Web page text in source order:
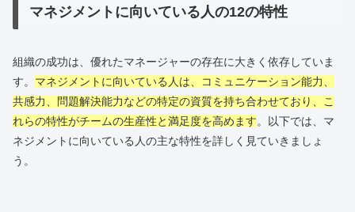
マネジメントに向いている人の12の特性
組織の成功は、優れたマネージャーの存在に大きく依存していま
す。 マネジメントに向いている人は、コミュニケーション能力、
共感力、問題解決能力などの特定の資質を持ち合わせており、こ
れらの特性がチームの生産性と満足度を高めます。以下では、マ
ネジメントに向いている人の主な特性を詳しく見ていきましょ
う。